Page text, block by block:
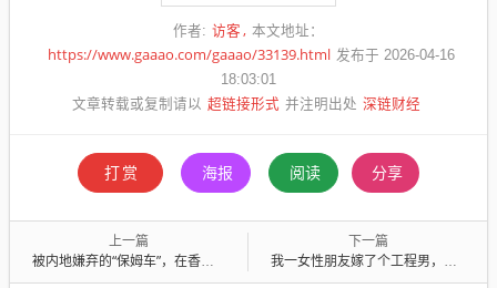
作者: 访客 本文地址：
https://www.gaaao.com/gaaao/33139.html 发布于 2026-04-16
18:03:01
文章转载或复制请以 超链接形式 并注明出处 深链财经
打赏 海报 阅读 分享
上一篇
被内地嫌弃的“保姆车”，在香港杀疯了
下一篇
我一女性朋友嫁了个工程男，男的也有类似问题，一直做试管